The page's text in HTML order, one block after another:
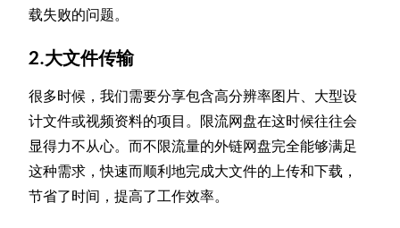
载失败的问题。
2.大文件传输
很多时候，我们需要分享包含高分辨率图片、大型设
计文件或视频资料的项目。限流网盘在这时候往往会
显得力不从心。而不限流量的外链网盘完全能够满足
这种需求，快速而顺利地完成大文件的上传和下载，
节省了时间，提高了工作效率。